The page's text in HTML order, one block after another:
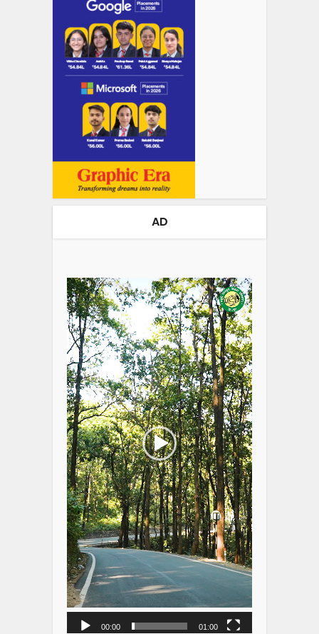
AD
Player
00:00 01:00